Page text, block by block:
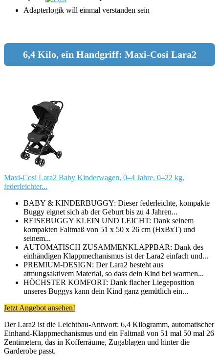
Adapterlogik will einmal verstanden sein
6,4 Kilo, ein Handgriff: Maxi-Cosi Lara2
Maxi-Cosi Lara2 Baby Kinderwagen, 0–4 Jahre, 0–22 kg,
federleichter...
BABY & KINDERBUGGY: Dieser federleichte, kompakte
Buggy eignet sich ab der Geburt bis zu 4 Jahren...
REISEBUGGY KLEIN UND LEICHT: Dank seinem
kompakten Faltmaß von 51 x 50 x 26 cm (HxBxT) und
seinem...
AUTOMATISCH ZUSAMMENKLAPPBAR: Dank des
einhändigen Klappmechanismus ist der Lara2 einfach und...
PREMIUM-DESIGN: Der Lara2 besteht aus
atmungsaktivem Material, so dass dein Kind bei warmen...
HÖCHSTER KOMFORT: Dank flacher Liegeposition
unseres Buggys kann dein Kind ganz gemütlich ein...
Jetzt Angebot ansehen!
Der Lara2 ist die Leichtbau-Antwort: 6,4 Kilogramm, automatischer
Einhand-Klappmechanismus und ein Faltmaß von 51 mal 50 mal 26
Zentimetern, das in Kofferräume, Zugablagen und hinter die
Garderobe passt.